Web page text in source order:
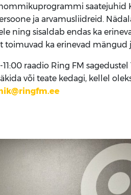
saatejuhid
ja arvamusliidreid.
ning sisaldab endas ka
ka erinevad
raadio Ring FM sagedustel
või teate kedagi, kellel